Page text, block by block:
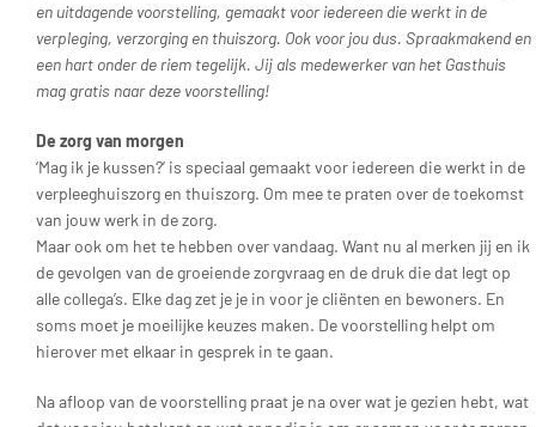
en uitdagende voorstelling, gemaakt voor iedereen die werkt in de
verpleging, verzorging en thuiszorg. Ook voor jou dus. Spraakmakend en
een hart onder de riem tegelijk. Jij als medewerker van het Gasthuis
mag gratis naar deze voorstelling!
De zorg van morgen
‘Mag ik je kussen?’ is speciaal gemaakt voor iedereen die werkt in de
verpleeghuiszorg en thuiszorg. Om mee te praten over de toekomst
van jouw werk in de zorg.
Maar ook om het te hebben over vandaag. Want nu al merken jij en ik
de gevolgen van de groeiende zorgvraag en de druk die dat legt op
alle collega’s. Elke dag zet je je in voor je cliënten en bewoners. En
soms moet je moeilijke keuzes maken. De voorstelling helpt om
hierover met elkaar in gesprek in te gaan.
Na afloop van de voorstelling praat je na over wat je gezien hebt, wat